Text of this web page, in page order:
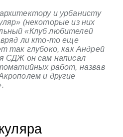
и урбанисту
(некоторые из них
«Клуб любителей
вряд ли кто-то еще
так глубоко, как Андрей
СДЖ он сам написал
работ, назвав
и другие